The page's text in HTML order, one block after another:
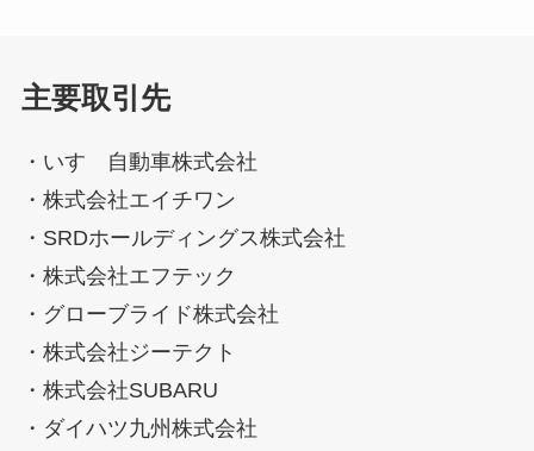
主要取引先
・いすゞ自動車株式会社
・株式会社エイチワン
・SRDホールディングス株式会社
・株式会社エフテック
・グローブライド株式会社
・株式会社ジーテクト
・株式会社SUBARU
・ダイハツ九州株式会社